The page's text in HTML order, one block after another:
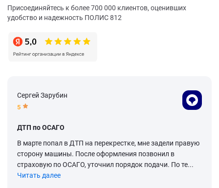
Присоединяйтесь к более 700 000 клиентов, оценивших
удобство и надежность ПОЛИС 812
Сергей Зарубин
5
ДТП по ОСАГО
В марте попал в ДТП на перекрестке, мне задели правую
сторону машины. После оформления позвонил в
страховую по ОСАГО, уточнил порядок подачи. По те...
Читать далее